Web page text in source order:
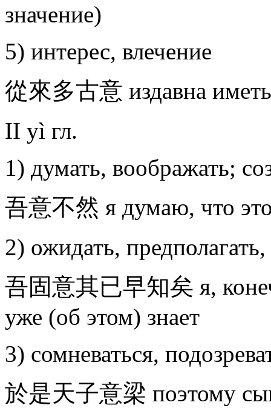
значение)
5) интерес, влечение
從來多古意 издавна
II yì гл.
1) думать, воображать;
吾意不然 я думаю, что
2) ожидать,
吾固意其已早知矣 я,
уже (об этом) знает
3) сомневаться,
於是天子意梁 поэтому